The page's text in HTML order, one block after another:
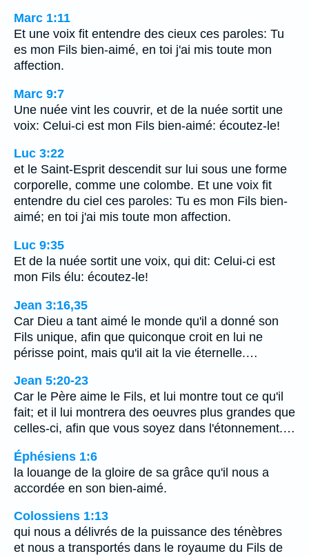
Marc 1:11
Et une voix fit entendre des cieux ces paroles: Tu
es mon Fils bien-aimé, en toi j'ai mis toute mon
affection.
Marc 9:7
Une nuée vint les couvrir, et de la nuée sortit une
voix: Celui-ci est mon Fils bien-aimé: écoutez-le!
Luc 3:22
et le Saint-Esprit descendit sur lui sous une forme
corporelle, comme une colombe. Et une voix fit
entendre du ciel ces paroles: Tu es mon Fils bien-
aimé; en toi j'ai mis toute mon affection.
Luc 9:35
Et de la nuée sortit une voix, qui dit: Celui-ci est
mon Fils élu: écoutez-le!
Jean 3:16,35
Car Dieu a tant aimé le monde qu'il a donné son
Fils unique, afin que quiconque croit en lui ne
périsse point, mais qu'il ait la vie éternelle.…
Jean 5:20-23
Car le Père aime le Fils, et lui montre tout ce qu'il
fait; et il lui montrera des oeuvres plus grandes que
celles-ci, afin que vous soyez dans l'étonnement.…
Éphésiens 1:6
la louange de la gloire de sa grâce qu'il nous a
accordée en son bien-aimé.
Colossiens 1:13
qui nous a délivrés de la puissance des ténèbres
et nous a transportés dans le royaume du Fils de